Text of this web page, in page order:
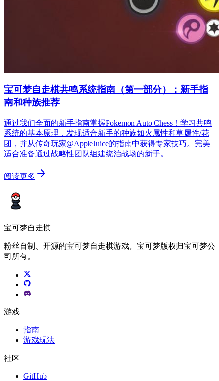
宝可梦自走棋共鸣系统指南（第一部分）：新手指
南和种族推荐
通过我们全面的新手指南掌握Pokemon Auto Chess！学习共鸣
系统的基本原理，发现适合新手的种族如火属性和草属性/花
团，并从传奇玩家@AppleJuice的指南中获得专家技巧。完美
适合准备通过战略性团队组建统治战场的新手。
阅读更多
宝可梦自走棋
粉丝自制、开源的宝可梦自走棋游戏。宝可梦版权归宝可梦公
司所有。
游戏
指南
游戏玩法
社区
GitHub